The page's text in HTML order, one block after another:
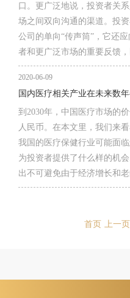
口。更广泛地说，投资者关
场之间双向沟通的渠道。投
公司的单向“传声筒”，它还
者和更广泛市场的重要反馈，
2020-06-09
国内医疗相关产业在未来数
到2030年，中国医疗市场的
人民币。在本文里，我们来
我国的医疗保健行业可能面
为投资者提供了什么样的机
出不可避免由于经济增长和老
首页 上一页